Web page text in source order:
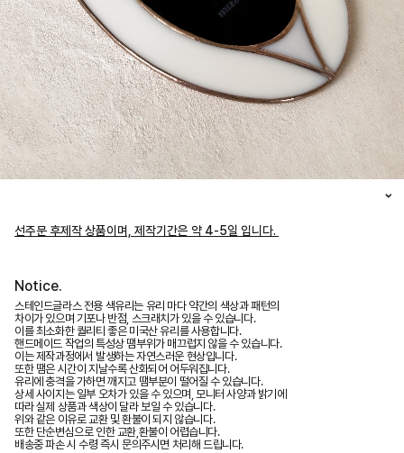
선주문 후제작 상품이며, 제작기간은 약 4-5일 입니다.
Notice.
스테인드글라스 전용 색유리는 유리 마다 약간의 색상과 패턴의
차이가 있으며 기포나 반점, 스크래치가 있을 수 있습니다.
이를 최소화한 퀄리티 좋은 미국산 유리를 사용합니다.
핸드메이드 작업의 특성상 땜부위가 매끄럽지 않을 수 있습니다.
이는 제작과정에서 발생하는 자연스러운 현상입니다.
또한 땜은 시간이 지날수록 산화되어 어두워집니다.
유리에 충격을 가하면 깨지고 땜부분이 떨어질 수 있습니다.
상세 사이지는 일부 오차가 있을 수 있으며, 모니터 사양과 밝기에
따라 실제 상품과 색상이 달라 보일 수 있습니다.
위와 같은 이유로 교환 및 환불이 되지 않습니다.
또한 단순변심으로 인한 교환,환불이 어렵습니다.
배송중 파손 시 수령 즉시 문의주시면 처리해 드립니다.